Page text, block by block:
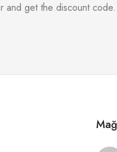
and get the discount code.